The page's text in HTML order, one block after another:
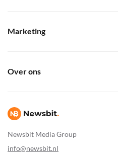
Newsbit Media Group
info@newsbit.nl
Marketing
Over ons